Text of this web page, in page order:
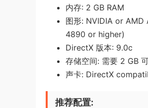
内存: 2 GB RAM
图形: NVIDIA or
4890 or higher)
DirectX 版本: 9.0c
存储空间: 需要 2 GB
声卡: DirectX
推荐配置: